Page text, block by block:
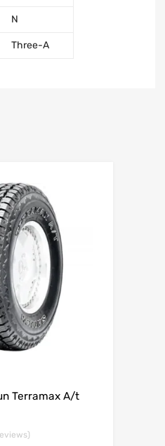
N
Three-A
Terramax A/t